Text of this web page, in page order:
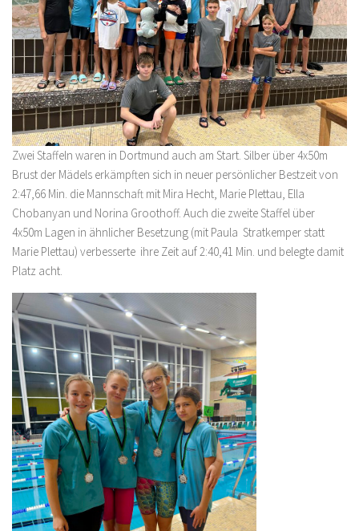
Zwei Staffeln waren in Dortmund auch am Start. Silber über 4x50m
Brust der Mädels erkämpften sich in neuer persönlicher Bestzeit von
2:47,66 Min. die Mannschaft mit Mira Hecht, Marie Plettau, Ella
Chobanyan und Norina Groothoff. Auch die zweite Staffel über
4x50m Lagen in ähnlicher Besetzung (mit Paula Stratkemper statt
Marie Plettau) verbesserte ihre Zeit auf 2:40,41 Min. und belegte damit
Platz acht.